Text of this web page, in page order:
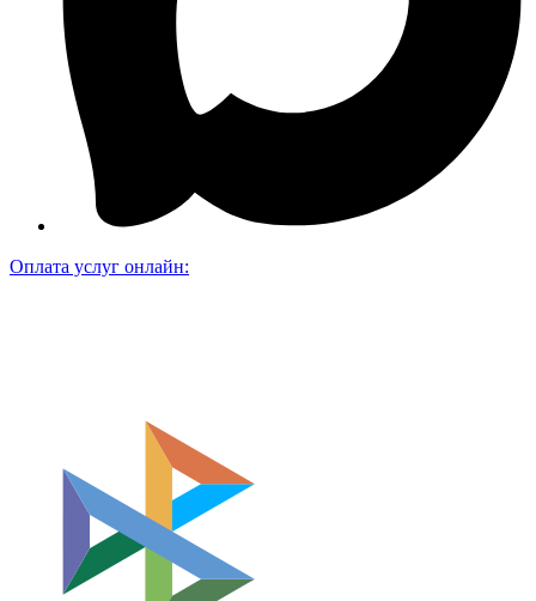
Оплата услуг онлайн: